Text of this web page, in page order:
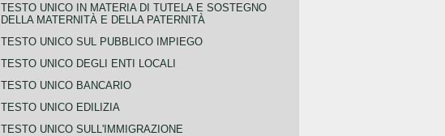
TESTO UNICO IN MATERIA DI TUTELA E SOSTEGNO
DELLA MATERNITÀ E DELLA PATERNITÀ
TESTO UNICO SUL PUBBLICO IMPIEGO
TESTO UNICO DEGLI ENTI LOCALI
TESTO UNICO BANCARIO
TESTO UNICO EDILIZIA
TESTO UNICO SULL'IMMIGRAZIONE